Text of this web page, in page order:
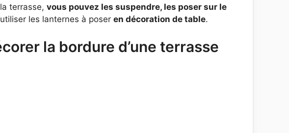
terrasse, vous pouvez les suspendre, les poser sur le
les lanternes à poser en décoration de table.
la bordure d’une terrasse